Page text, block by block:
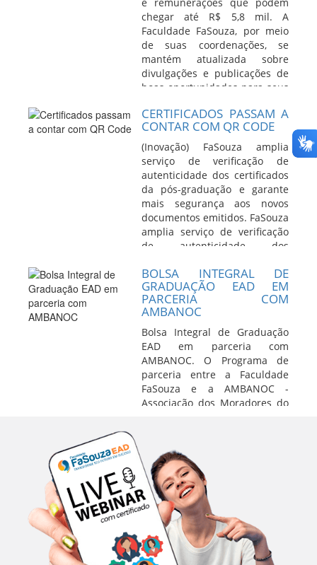
chegar até R$ 5,8 mil. A
Faculdade FaSouza, por meio
de suas coordenações, se
mantém atualizada sobre
divulgações e publicações de
boas oportunidades para seus
CERTIFICADOS PASSAM A
CONTAR COM QR CODE
(Inovação) FaSouza amplia
serviço de verificação de
autenticidade dos certificados
da pós-graduação e garante
mais segurança aos novos
documentos emitidos. FaSouza
amplia serviço de verificação
de autenticidade dos
e garante...
Leia Mais
BOLSA INTEGRAL DE
GRADUAÇÃO EAD EM
PARCERIA COM
AMBANOC
Bolsa Integral de Graduação
EAD em parceria com
AMBANOC. O Programa de
parceria entre a Faculdade
FaSouza e a AMBANOC -
Associação dos Moradores do
e parciais em cursos de...
Mais